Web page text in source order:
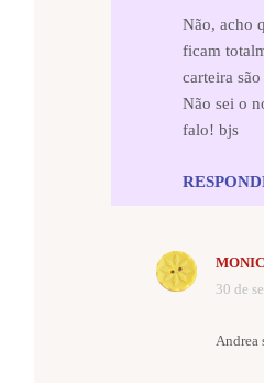
Não, acho
ficam
carteira
Não sei o
falo! bjs
30 de
Andrea